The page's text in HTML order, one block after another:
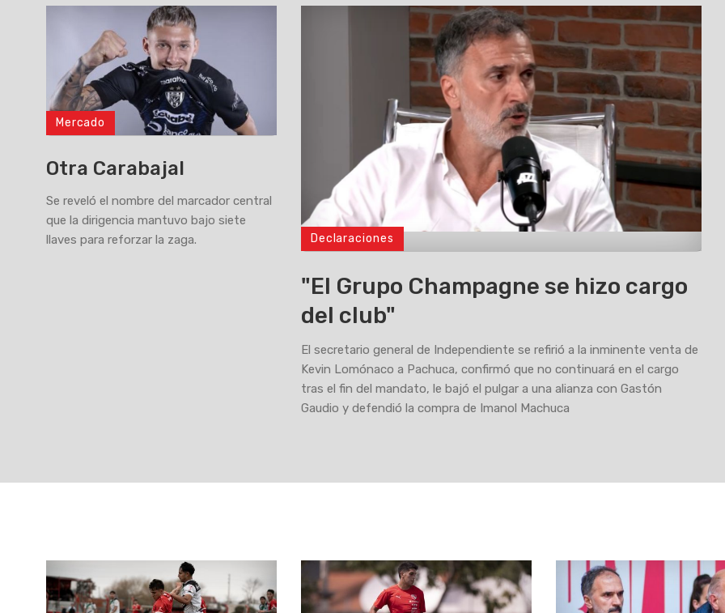
Mercado
Otra Carabajal
Se reveló el nombre del marcador central
que la dirigencia mantuvo bajo siete
llaves para reforzar la zaga.
Declaraciones
"El Grupo Champagne se hizo cargo
del club"
El secretario general de Independiente se refirió a la inminente venta de
Kevin Lomónaco a Pachuca, confirmó que no continuará en el cargo
tras el fin del mandato, le bajó el pulgar a una alianza con Gastón
Gaudio y defendió la compra de Imanol Machuca